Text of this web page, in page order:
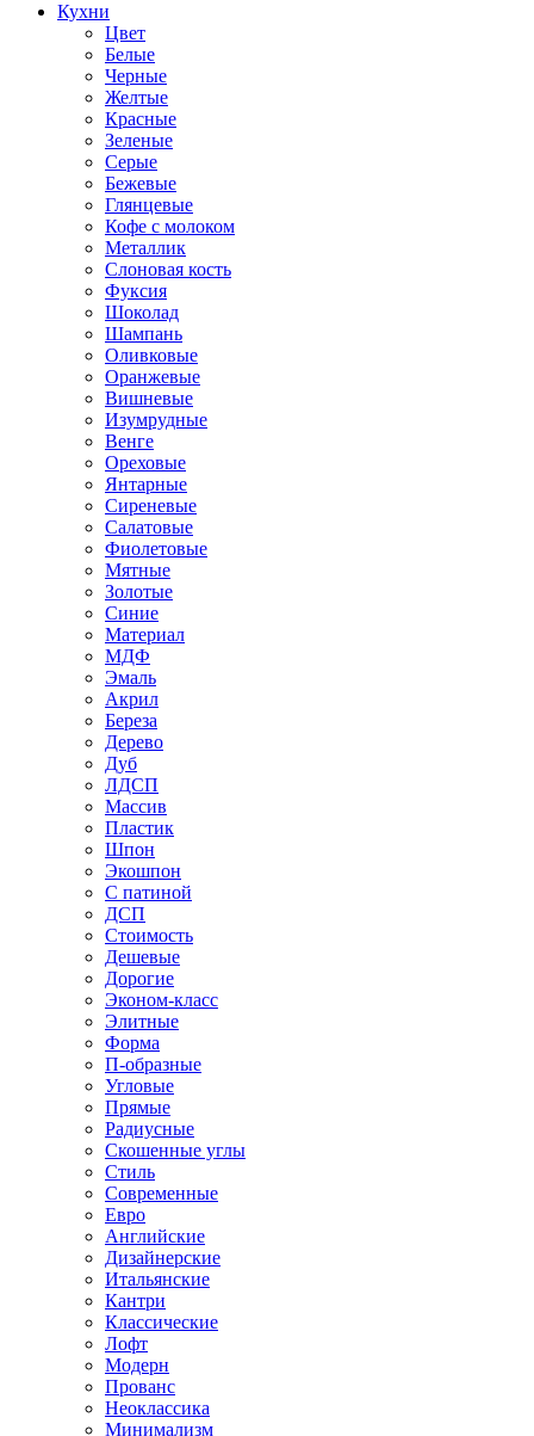
Кухни
Цвет
Белые
Черные
Желтые
Красные
Зеленые
Серые
Бежевые
Глянцевые
Кофе с молоком
Металлик
Слоновая кость
Фуксия
Шоколад
Шампань
Оливковые
Оранжевые
Вишневые
Изумрудные
Венге
Ореховые
Янтарные
Сиреневые
Салатовые
Фиолетовые
Мятные
Золотые
Синие
Материал
МДФ
Эмаль
Акрил
Береза
Дерево
Дуб
ЛДСП
Массив
Пластик
Шпон
Экошпон
С патиной
ДСП
Стоимость
Дешевые
Дорогие
Эконом-класс
Элитные
Форма
П-образные
Угловые
Прямые
Радиусные
Скошенные углы
Стиль
Современные
Евро
Английские
Дизайнерские
Итальянские
Кантри
Классические
Лофт
Модерн
Прованс
Неоклассика
Минимализм